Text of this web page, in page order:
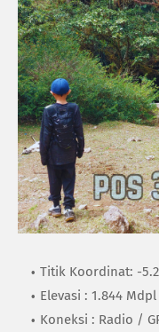
Titik Koordinat: -
Elevasi : 1.844 Mdpl
Koneksi : Radio /